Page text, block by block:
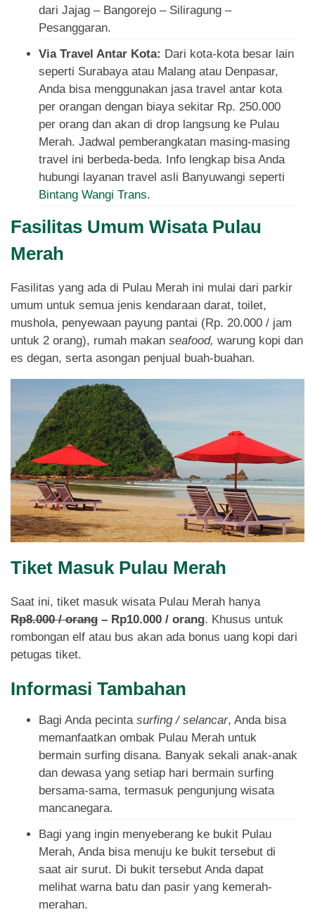
dari Jajag – Bangorejo – Siliragung –
Pesanggaran.
Via Travel Antar Kota: Dari kota-kota besar lain
seperti Surabaya atau Malang atau Denpasar,
Anda bisa menggunakan jasa travel antar kota
per orangan dengan biaya sekitar Rp. 250.000
per orang dan akan di drop langsung ke Pulau
Merah. Jadwal pemberangkatan masing-masing
travel ini berbeda-beda. Info lengkap bisa Anda
hubungi layanan travel asli Banyuwangi seperti
Bintang Wangi Trans.
Fasilitas Umum Wisata Pulau
Merah
Fasilitas yang ada di Pulau Merah ini mulai dari parkir
umum untuk semua jenis kendaraan darat, toilet,
mushola, penyewaan payung pantai (Rp. 20.000 / jam
untuk 2 orang), rumah makan seafood, warung kopi dan
es degan, serta asongan penjual buah-buahan.
Tiket Masuk Pulau Merah
Saat ini, tiket masuk wisata Pulau Merah hanya
Rp8.000 / orang – Rp10.000 / orang. Khusus untuk
rombongan elf atau bus akan ada bonus uang kopi dari
petugas tiket.
Informasi Tambahan
Bagi Anda pecinta surfing / selancar, Anda bisa
memanfaatkan ombak Pulau Merah untuk
bermain surfing disana. Banyak sekali anak-anak
dan dewasa yang setiap hari bermain surfing
bersama-sama, termasuk pengunjung wisata
mancanegara.
Bagi yang ingin menyeberang ke bukit Pulau
Merah, Anda bisa menuju ke bukit tersebut di
saat air surut. Di bukit tersebut Anda dapat
melihat warna batu dan pasir yang kemerah-
merahan.